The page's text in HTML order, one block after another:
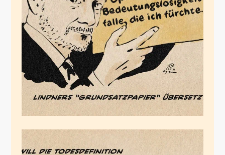
Opferrollenpapier
November 2, 2024